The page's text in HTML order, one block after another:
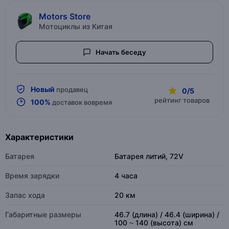
Motors Store
Мотоциклы из Китая
Начать беседу
Новый продавец
100% доставок вовремя
0/5
рейтинг товаров
Характеристики
Батарея Батарея литий, 72V
Время зарядки 4 часа
Запас хода 20 км
Габаритные размеры
46.7 (длина) / 46.4 (ширина) /
100 ~ 140 (высота) см